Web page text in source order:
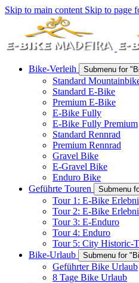
Skip to main content Skip to page
Bike-Verleih Submenu for
Standard
Standard E-Bike
Premium E-Bike
E-Bike Fully
E-Bike Fully Premium
Standard Rennrad
Premium Rennrad
Gravel Bike
E-Gravel Bike
Enduro Bike
Geführte Touren
Submenu
Tour 1: E-Bike
Tour 2: E-Bike
Tour 3: E-Enduro
Tour 4: Enduro
Tour 5: City Historic-
Bike-Urlaub
Submenu for
Geführter Bike Urlaub
8 Tage Bike Urlaub